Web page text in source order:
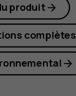
produit
complètes